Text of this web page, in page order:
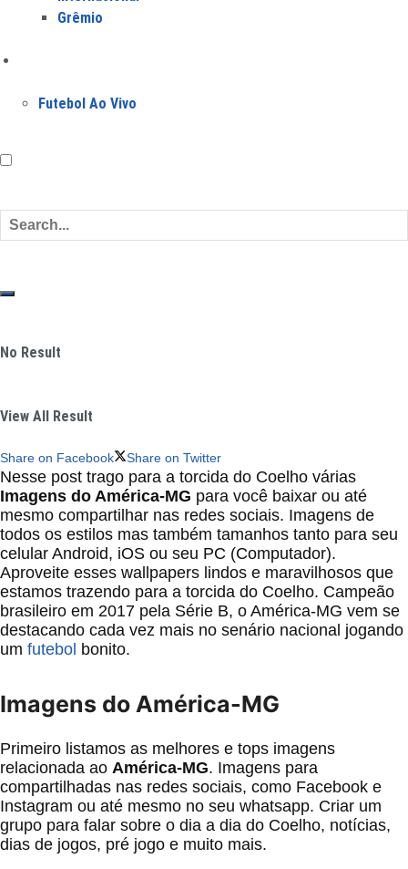
Grêmio
Futebol Ao Vivo
No Result
View All Result
Share on Facebook Share on Twitter
Nesse post trago para a torcida do Coelho várias
Imagens do América-MG para você baixar ou até
mesmo compartilhar nas redes sociais. Imagens de
todos os estilos mas também tamanhos tanto para seu
celular Android, iOS ou seu PC (Computador).
Aproveite esses wallpapers lindos e maravilhosos que
estamos trazendo para a torcida do Coelho. Campeão
brasileiro em 2017 pela Série B, o América-MG vem se
destacando cada vez mais no senário nacional jogando
um futebol bonito.
Imagens do América-MG
Primeiro listamos as melhores e tops imagens
relacionada ao América-MG. Imagens para
compartilhadas nas redes sociais, como Facebook e
Instagram ou até mesmo no seu whatsapp. Criar um
grupo para falar sobre o dia a dia do Coelho, notícias,
dias de jogos, pré jogo e muito mais.